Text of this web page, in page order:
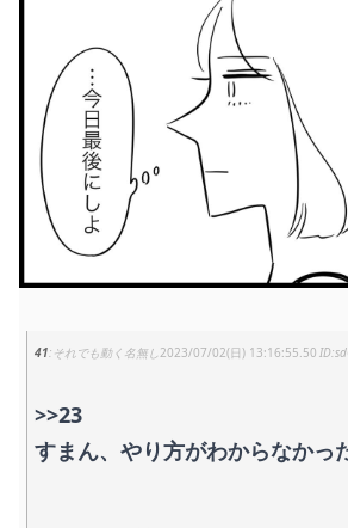
41 それでも動く名無し 2023/07/02(日) 13:16:55.50
>>23
すまん、やり方がわからなかっ